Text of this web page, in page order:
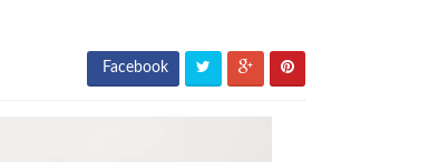
Facebook